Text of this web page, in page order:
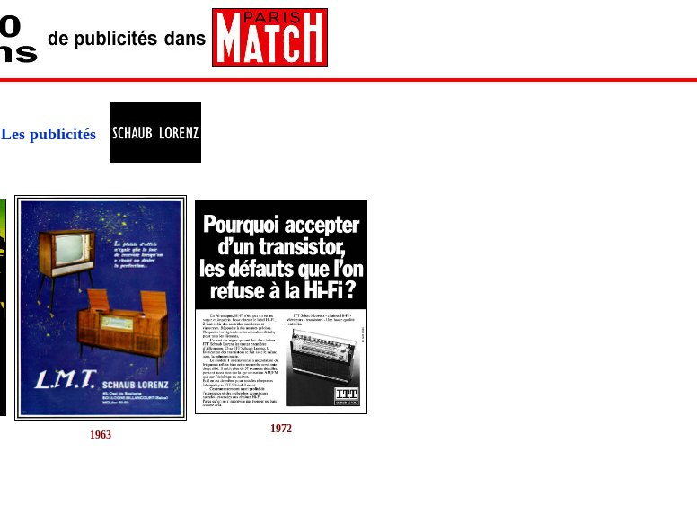
Les publicités
1963 1972